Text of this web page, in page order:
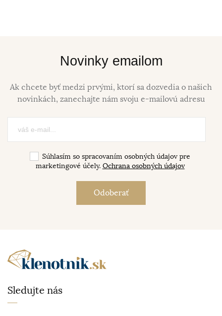
Novinky emailom
Ak chcete byť medzi prvými, ktorí sa dozvedia o našich
novinkách, zanechajte nám svoju e-mailovú adresu
Súhlasím so spracovaním osobných údajov pre
marketingové účely. Ochrana osobných údajov
Sledujte nás